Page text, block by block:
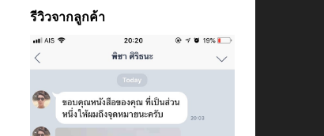
รีวิวจากลูกค้า